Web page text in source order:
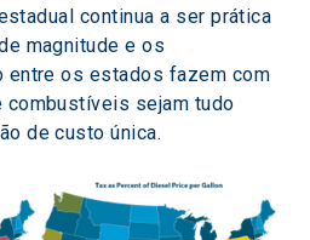
continua a ser prática
magnitude e os
entre os estados fazem com
sejam tudo
de custo única.